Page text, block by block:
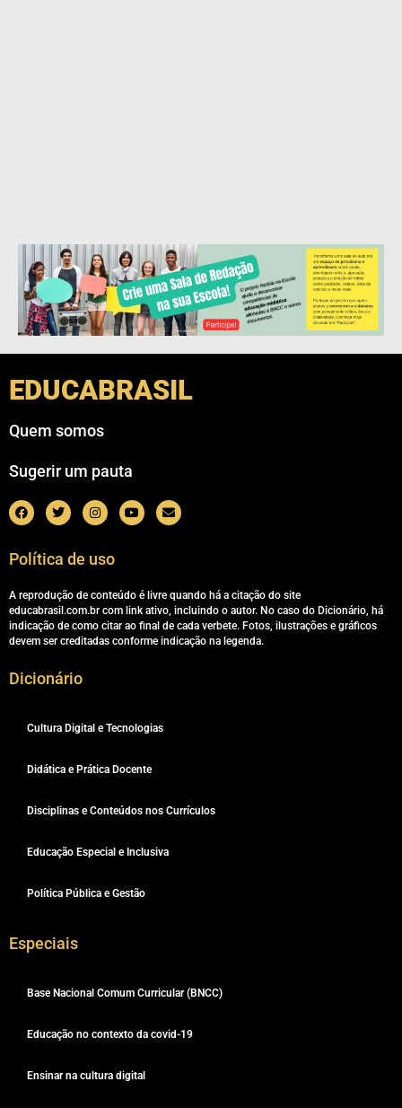
EDUCABRASIL
Quem somos
Sugerir um pauta
Política de uso
A reprodução de conteúdo é livre quando há a citação do site
educabrasil.com.br com link ativo, incluindo o autor. No caso do Dicionário, há
indicação de como citar ao final de cada verbete. Fotos, ilustrações e gráficos
devem ser creditadas conforme indicação na legenda.
Dicionário
Cultura Digital e Tecnologias
Didática e Prática Docente
Disciplinas e Conteúdos nos Currículos
Educação Especial e Inclusiva
Política Pública e Gestão
Especiais
Base Nacional Comum Curricular (BNCC)
Educação no contexto da covid-19
Ensinar na cultura digital